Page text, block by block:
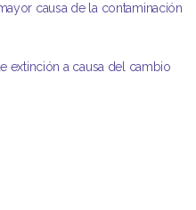
causa de la contaminación
extinción a causa del cambio